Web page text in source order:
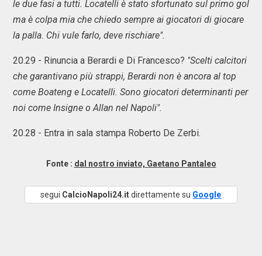
le due fasi a tutti. Locatelli è stato sfortunato sul primo gol
ma è colpa mia che chiedo sempre ai giocatori di giocare
la palla. Chi vule farlo, deve rischiare".
20.29 - Rinuncia a Berardi e Di Francesco? "Scelti calcitori
che garantivano più strappi, Berardi non è ancora al top
come Boateng e Locatelli. Sono giocatori determinanti per
noi come Insigne o Allan nel Napoli".
20.28 - Entra in sala stampa Roberto De Zerbi.
Fonte : dal nostro inviato, Gaetano Pantaleo
segui CalcioNapoli24.itdirettamente su Google